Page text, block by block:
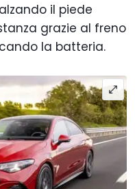
il piede
grazie al freno
la batteria.